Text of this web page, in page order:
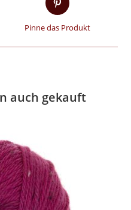
Pinne das Produkt
auch gekauft